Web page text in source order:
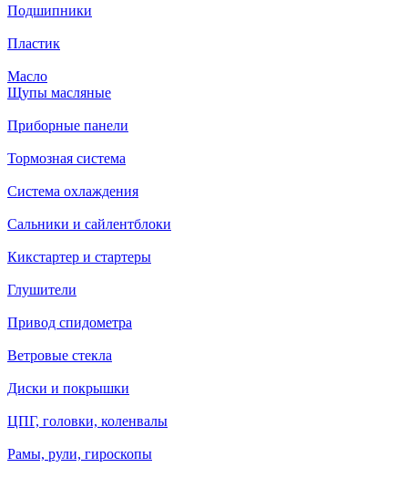
Подшипники
Пластик
Масло
Щупы масляные
Приборные панели
Тормозная система
Система охлаждения
Сальники и сайлентблоки
Кикстартер и стартеры
Глушители
Привод спидометра
Ветровые стекла
Диски и покрышки
ЦПГ, головки, коленвалы
Рамы, рули, гироскопы